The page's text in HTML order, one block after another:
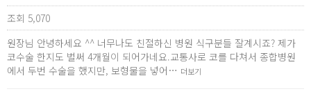
조회 5,070
원장님 안녕하세요 ^^ 너무나도 친절하신 병원 식구분들 잘계시죠? 제가
코수술 한지도 벌써 4개월이 되어가네요.교통사로 코를 다쳐서 종합병원
에서 두번 수술을 했지만, 보형물을 넣어… 더보기